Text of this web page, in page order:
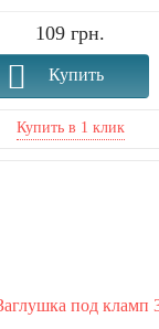
109 грн.
Купить